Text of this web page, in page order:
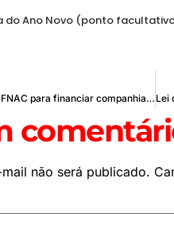
do Ano Novo (ponto
Governo libera R$ 4 bi do FNAC para financiar companhias aéreas
não será publicado.